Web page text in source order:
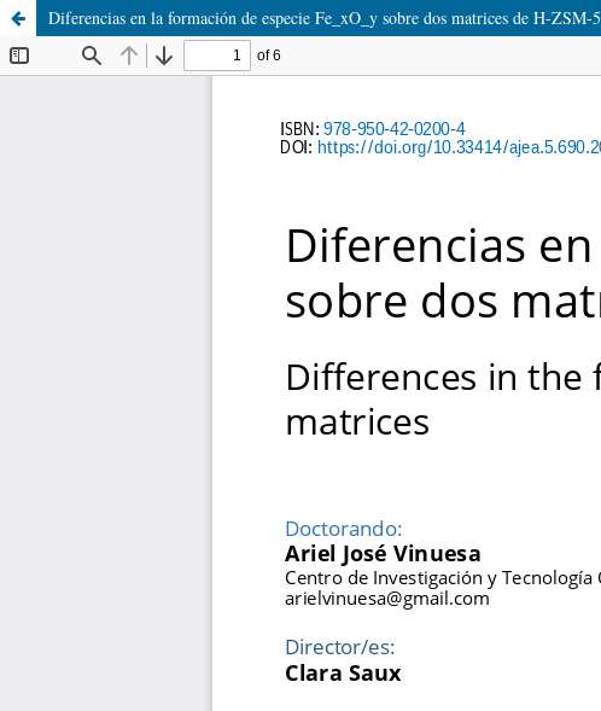
Diferencias en la formación de especie Fe​_x​O​_y sobre dos matrices de H-ZSM-5